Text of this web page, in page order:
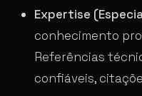
Expertise
conhecimento
Referências
confiáveis,